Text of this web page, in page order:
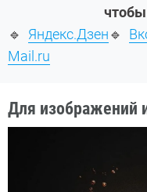
чтобы
🔹 Яндекс.Дзен🔹
Mail.ru
Для изображений